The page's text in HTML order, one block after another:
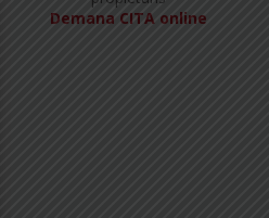
Demana CITA online